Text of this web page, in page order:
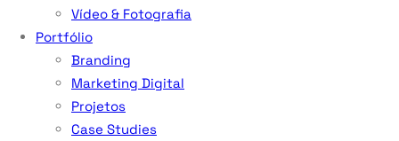
Vídeo & Fotografia
Portfólio
Branding
Marketing Digital
Projetos
Case Studies